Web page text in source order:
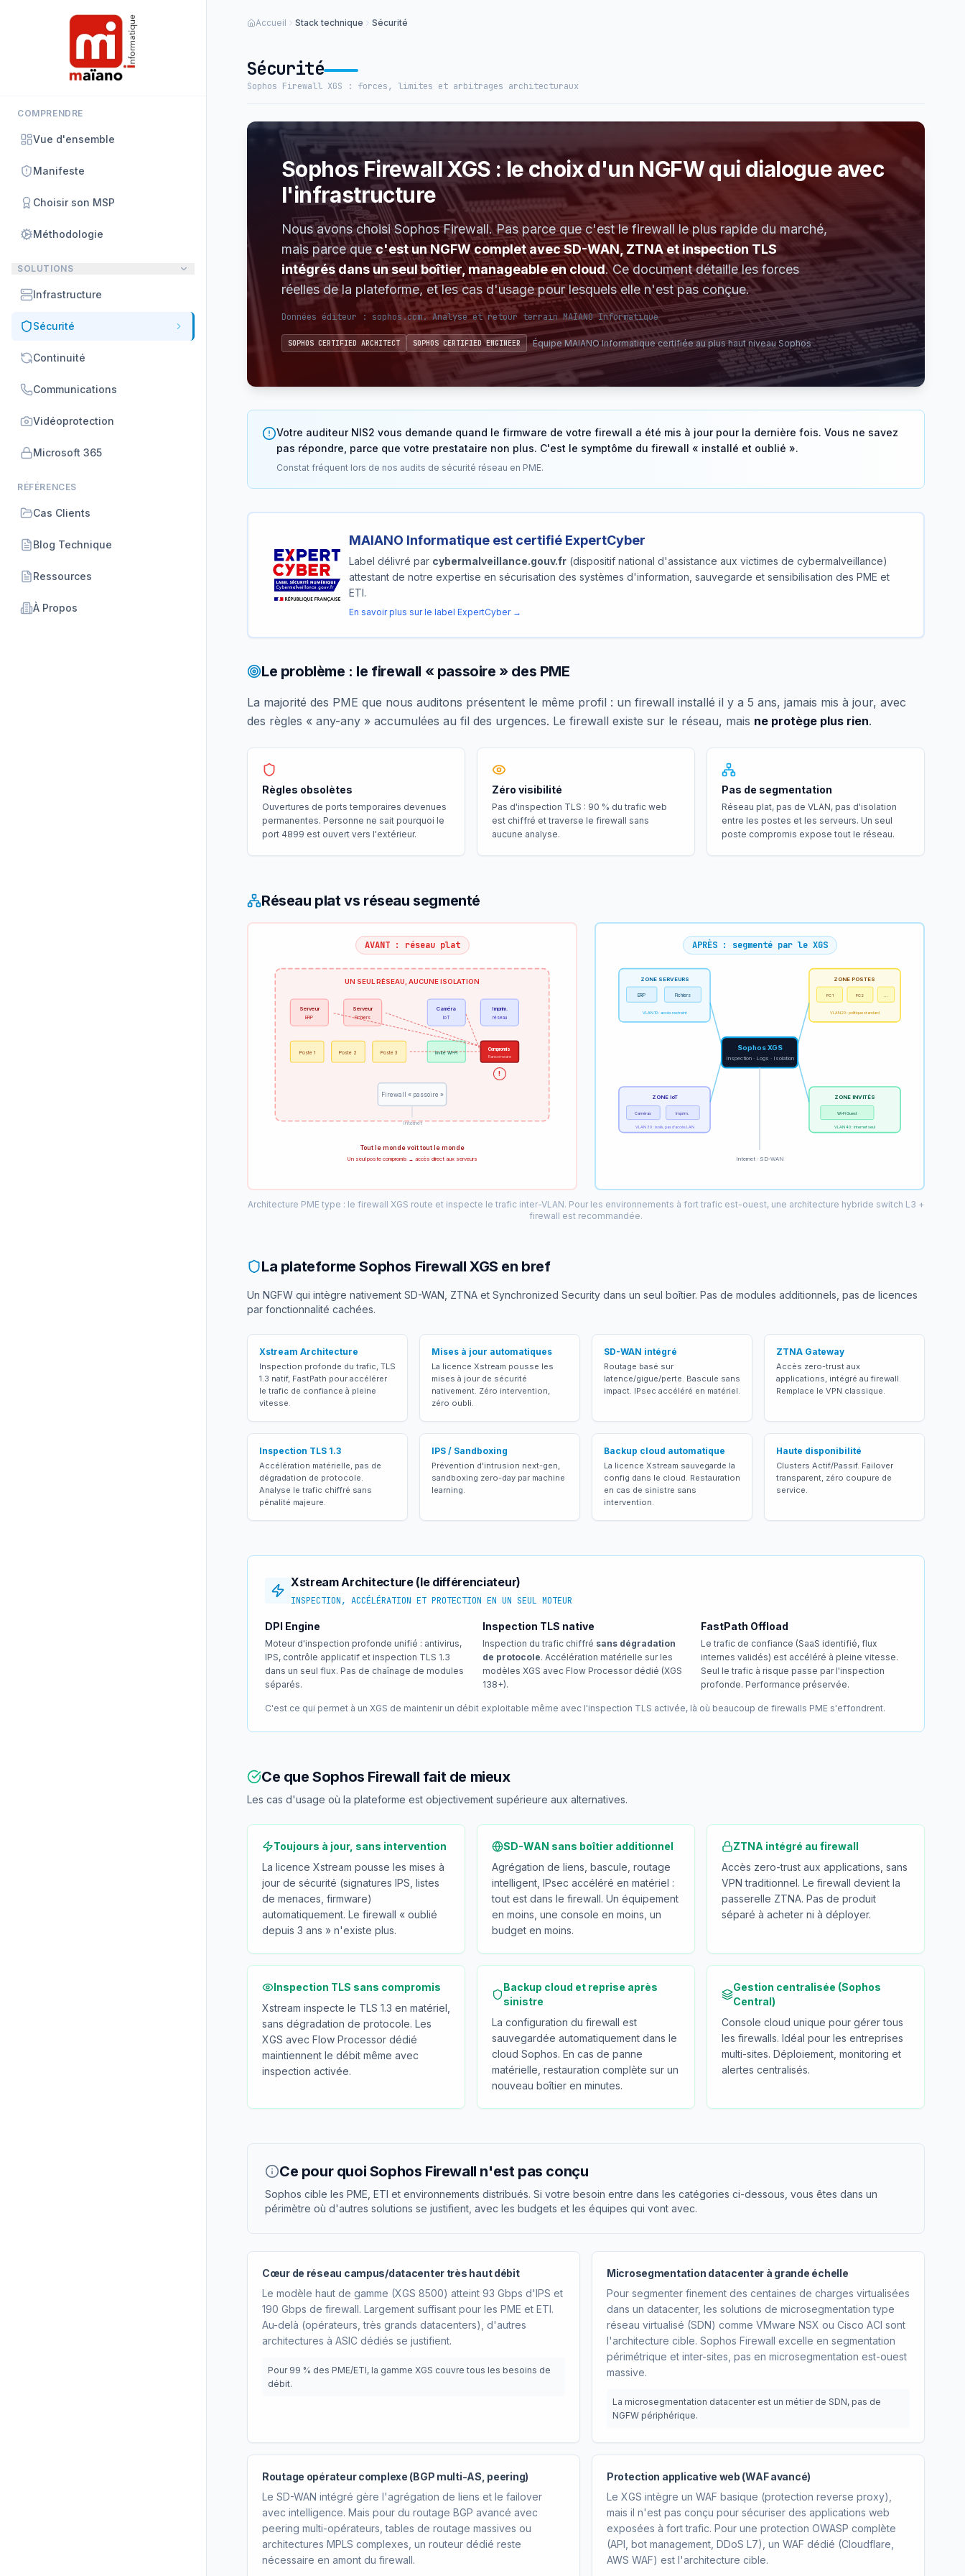
COMPRENDRE
Vue d'ensemble
Manifeste
Choisir son MSP
Méthodologie
SOLUTIONS
Infrastructure
Sécurité
Continuité
Communications
Vidéoprotection
Microsoft 365
RÉFÉRENCES
Cas Clients
Blog Technique
Ressources
À Propos
Accueil Stack technique Sécurité
Sécurité
Sophos Firewall XGS : forces, limites et arbitrages architecturaux
Sophos Firewall XGS : le choix d'un NGFW qui dialogue avec
l'infrastructure
Nous avons choisi Sophos Firewall. Pas parce que c'est le firewall le plus rapide du marché,
mais parce quec'est un NGFW complet avec SD-WAN, ZTNA et inspection TLS
intégrés dans un seul boîtier, manageable en cloud. Ce document détaille les forces
réelles de la plateforme, et les cas d'usage pour lesquels elle n'est pas conçue.
Données éditeur : sophos.com. Analyse et retour terrain MAIANO Informatique
SOPHOS CERTIFIED ARCHITECT SOPHOS CERTIFIED ENGINEER Équipe MAIANO Informatique certifiée au plus haut niveau Sophos
Votre auditeur NIS2 vous demande quand le firmware de votre firewall a été mis à jour pour la dernière fois. Vous ne savez
pas répondre, parce que votre prestataire non plus. C'est le symptôme du firewall « installé et oublié ».
Constat fréquent lors de nos audits de sécurité réseau en PME.
MAIANO Informatique est certifié ExpertCyber
Label délivré par cybermalveillance.gouv.fr(dispositif national d'assistance aux victimes de cybermalveillance)
attestant de notre expertise en sécurisation des systèmes d'information, sauvegarde et sensibilisation des PME et
ETI.
En savoir plus sur le label ExpertCyber →
Le problème : le firewall « passoire » des PME
La majorité des PME que nous auditons présentent le même profil : un firewall installé il y a 5 ans, jamais mis à jour, avec
des règles « any-any » accumulées au fil des urgences. Le firewall existe sur le réseau, mais ne protège plus rien.
Règles obsolètes
Ouvertures de ports temporaires devenues
permanentes. Personne ne sait pourquoi le
port 4899 est ouvert vers l'extérieur.
Zéro visibilité
Pas d'inspection TLS : 90 % du trafic web
est chiffré et traverse le firewall sans
aucune analyse.
Pas de segmentation
Réseau plat, pas de VLAN, pas d'isolation
entre les postes et les serveurs. Un seul
poste compromis expose tout le réseau.
Réseau plat vs réseau segmenté
AVANT : réseau plat
UN SEUL RÉSEAU, AUCUNE ISOLATION
Serveur
ERP
Serveur
Fichiers
Poste 1 Poste 2 Poste 3
Caméra
IoT
Imprim.
réseau
Invité Wi-Fi
Compromis
Ransomware
Firewall « passoire »
Internet
!
Tout le monde voit tout le monde
Un seul poste compromis → accès direct aux serveurs
APRÈS : segmenté par le XGS
Sophos XGS
Inspection · Logs · Isolation
ZONE SERVEURS
ERP Fichiers
VLAN 10 : accès restreint
ZONE POSTES
PC 1 PC 2
VLAN 20 : politique standard
ZONE IoT
Caméras Imprim.
VLAN 30 : isolé, pas d'accès LAN
ZONE INVITÉS
Wi-Fi Guest
VLAN 40 : internet seul
Internet · SD-WAN
Architecture PME type : le firewall XGS route et inspecte le trafic inter-VLAN. Pour les environnements à fort trafic est-ouest, une architecture hybride switch L3 +
firewall est recommandée.
La plateforme Sophos Firewall XGS en bref
Un NGFW qui intègre nativement SD-WAN, ZTNA et Synchronized Security dans un seul boîtier. Pas de modules additionnels, pas de licences
par fonctionnalité cachées.
Xstream Architecture
Inspection profonde du trafic, TLS
1.3 natif, FastPath pour accélérer
le trafic de confiance à pleine
vitesse.
Mises à jour automatiques
La licence Xstream pousse les
mises à jour de sécurité
nativement. Zéro intervention,
zéro oubli.
SD-WAN intégré
Routage basé sur
latence/gigue/perte. Bascule sans
impact. IPsec accéléré en matériel.
ZTNA Gateway
Accès zero-trust aux
applications, intégré au firewall.
Remplace le VPN classique.
Inspection TLS 1.3
Accélération matérielle, pas de
dégradation de protocole.
Analyse le trafic chiffré sans
pénalité majeure.
IPS / Sandboxing
Prévention d'intrusion next-gen,
sandboxing zero-day par machine
learning.
Backup cloud automatique
La licence Xstream sauvegarde la
config dans le cloud. Restauration
en cas de sinistre sans
intervention.
Haute disponibilité
Clusters Actif/Passif. Failover
transparent, zéro coupure de
service.
Xstream Architecture (le différenciateur)
INSPECTION, ACCÉLÉRATION ET PROTECTION EN UN SEUL MOTEUR
DPI Engine
Moteur d'inspection profonde unifié : antivirus,
IPS, contrôle applicatif et inspection TLS 1.3
dans un seul flux. Pas de chaînage de modules
séparés.
Inspection TLS native
Inspection du trafic chiffré sans dégradation
de protocole. Accélération matérielle sur les
modèles XGS avec Flow Processor dédié (XGS
138+).
FastPath Offload
Le trafic de confiance (SaaS identifié, flux
internes validés) est accéléré à pleine vitesse.
Seul le trafic à risque passe par l'inspection
profonde. Performance préservée.
C'est ce qui permet à un XGS de maintenir un débit exploitable même avec l'inspection TLS activée, là où beaucoup de firewalls PME s'effondrent.
Ce que Sophos Firewall fait de mieux
Les cas d'usage où la plateforme est objectivement supérieure aux alternatives.
Toujours à jour, sans intervention
La licence Xstream pousse les mises à
jour de sécurité (signatures IPS, listes
de menaces, firmware)
automatiquement. Le firewall « oublié
depuis 3 ans » n'existe plus.
SD-WAN sans boîtier additionnel
Agrégation de liens, bascule, routage
intelligent, IPsec accéléré en matériel :
tout est dans le firewall. Un équipement
en moins, une console en moins, un
budget en moins.
ZTNA intégré au firewall
Accès zero-trust aux applications, sans
VPN traditionnel. Le firewall devient la
passerelle ZTNA. Pas de produit
séparé à acheter ni à déployer.
Inspection TLS sans compromis
Xstream inspecte le TLS 1.3 en matériel,
sans dégradation de protocole. Les
XGS avec Flow Processor dédié
maintiennent le débit même avec
inspection activée.
Backup cloud et reprise après
sinistre
La configuration du firewall est
sauvegardée automatiquement dans le
cloud Sophos. En cas de panne
matérielle, restauration complète sur un
nouveau boîtier en minutes.
Gestion centralisée (Sophos
Central)
Console cloud unique pour gérer tous
les firewalls. Idéal pour les entreprises
multi-sites. Déploiement, monitoring et
alertes centralisés.
Ce pour quoi Sophos Firewall n'est pas conçu
Sophos cible les PME, ETI et environnements distribués. Si votre besoin entre dans les catégories ci-dessous, vous êtes dans un
périmètre où d'autres solutions se justifient, avec les budgets et les équipes qui vont avec.
Cœur de réseau campus/datacenter très haut débit
Le modèle haut de gamme (XGS 8500) atteint 93 Gbps d'IPS et
190 Gbps de firewall. Largement suffisant pour les PME et ETI.
Au-delà (opérateurs, très grands datacenters), d'autres
architectures à ASIC dédiés se justifient.
Pour 99 % des PME/ETI, la gamme XGS couvre tous les besoins de
débit.
Microsegmentation datacenter à grande échelle
Pour segmenter finement des centaines de charges virtualisées
dans un datacenter, les solutions de microsegmentation type
réseau virtualisé (SDN) comme VMware NSX ou Cisco ACI sont
l'architecture cible. Sophos Firewall excelle en segmentation
périmétrique et inter-sites, pas en microsegmentation est-ouest
massive.
La microsegmentation datacenter est un métier de SDN, pas de
NGFW périphérique.
Routage opérateur complexe (BGP multi-AS, peering)
Le SD-WAN intégré gère l'agrégation de liens et le failover
avec intelligence. Mais pour du routage BGP avancé avec
peering multi-opérateurs, tables de routage massives ou
architectures MPLS complexes, un routeur dédié reste
nécessaire en amont du firewall.
Protection applicative web (WAF avancé)
Le XGS intègre un WAF basique (protection reverse proxy),
mais il n'est pas conçu pour sécuriser des applications web
exposées à fort trafic. Pour une protection OWASP complète
(API, bot management, DDoS L7), un WAF dédié (Cloudflare,
AWS WAF) est l'architecture cible.